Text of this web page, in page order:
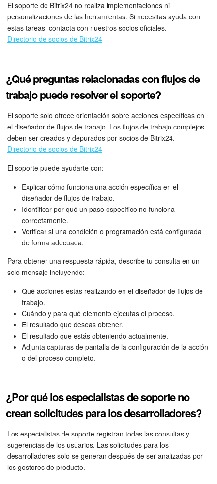
El soporte de Bitrix24 no realiza implementaciones ni
personalizaciones de las herramientas. Si necesitas ayuda con
estas tareas, contacta con nuestros socios oficiales.
Directorio de socios de Bitrix24
¿Qué preguntas relacionadas con flujos de
trabajo puede resolver el soporte?
El soporte solo ofrece orientación sobre acciones específicas en
el diseñador de flujos de trabajo. Los flujos de trabajo complejos
deben ser creados y depurados por socios de Bitrix24.
Directorio de socios de Bitrix24
El soporte puede ayudarte con:
Explicar cómo funciona una acción específica en el
diseñador de flujos de trabajo.
Identificar por qué un paso específico no funciona
correctamente.
Verificar si una condición o programación está configurada
de forma adecuada.
Para obtener una respuesta rápida, describe tu consulta en un
solo mensaje incluyendo:
Qué acciones estás realizando en el diseñador de flujos de
trabajo.
Cuándo y para qué elemento ejecutas el proceso.
El resultado que deseas obtener.
El resultado que estás obteniendo actualmente.
Adjunta capturas de pantalla de la configuración de la acción
o del proceso completo.
¿Por qué los especialistas de soporte no
crean solicitudes para los desarrolladores?
Los especialistas de soporte registran todas las consultas y
sugerencias de los usuarios. Las solicitudes para los
desarrolladores solo se generan después de ser analizadas por
los gestores de producto.